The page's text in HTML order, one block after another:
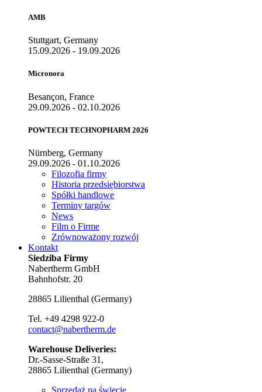
AMB
Stuttgart, Germany
15.09.2026 - 19.09.2026
Micronora
Besançon, France
29.09.2026 - 02.10.2026
POWTECH TECHNOPHARM 2026
Nürnberg, Germany
29.09.2026 - 01.10.2026
Filozofia firmy
Historia przedsiębiorstwa
Spółki handlowe
Terminy targów
News
Film o Firme
Zrównoważony rozwój
Kontakt
Siedziba Firmy
Nabertherm GmbH
Bahnhofstr. 20
28865 Lilienthal (Germany)
Tel. +49 4298 922-0
contact@nabertherm.de
Warehouse Deliveries:
Dr.-Sasse-Straße 31,
28865 Lilienthal (Germany)
Sprzedaż na świecie